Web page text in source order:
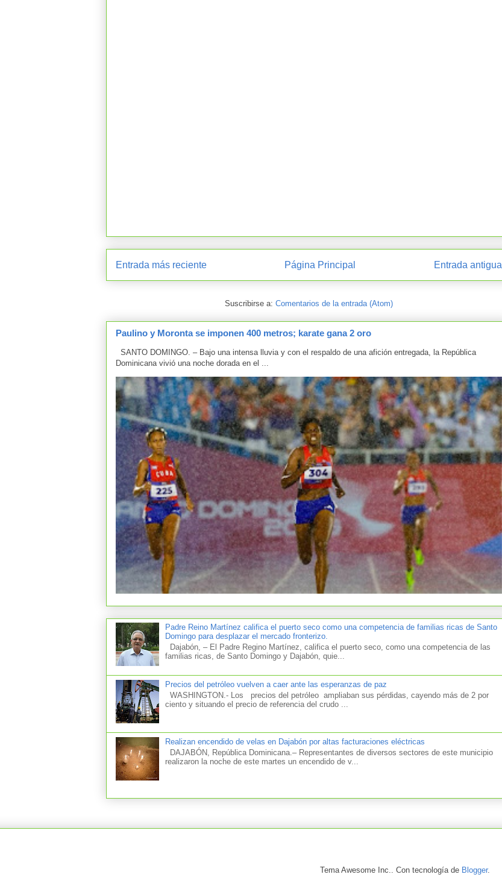
Entrada más reciente Entrada antigua
Página Principal
Suscribirse a: Comentarios de la entrada (Atom)
Paulino y Moronta se imponen 400 metros; karate gana 2 oro
SANTO DOMINGO. – Bajo una intensa lluvia y con el respaldo de una afición entregada, la República
Dominicana vivió una noche dorada en el ...
Padre Reino Martínez califica el puerto seco como una competencia de familias ricas de Santo
Domingo para desplazar el mercado fronterizo.
Dajabón, – El Padre Regino Martínez, califica el puerto seco, como una competencia de las
familias ricas, de Santo Domingo y Dajabón, quie...
Precios del petróleo vuelven a caer ante las esperanzas de paz
WASHINGTON.- Los precios del petróleo ampliaban sus pérdidas, cayendo más de 2 por
ciento y situando el precio de referencia del crudo ...
Realizan encendido de velas en Dajabón por altas facturaciones eléctricas
DAJABÓN, República Dominicana.– Representantes de diversos sectores de este municipio
realizaron la noche de este martes un encendido de v...
Tema Awesome Inc.. Con tecnología de Blogger.